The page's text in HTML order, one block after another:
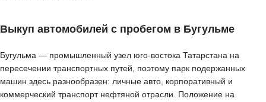
Выкуп автомобилей с пробегом в Бугульме
Бугульма — промышленный узел юго-востока Татарстана на
пересечении транспортных путей, поэтому парк подержанных
машин здесь разнообразен: личные авто, корпоративный и
коммерческий транспорт нефтяной отрасли. Положение на